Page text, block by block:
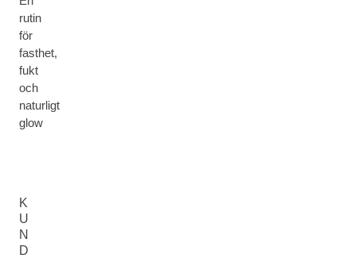
rutin
för
fasthet,
fukt
och
naturligt
glow
K
U
N
D